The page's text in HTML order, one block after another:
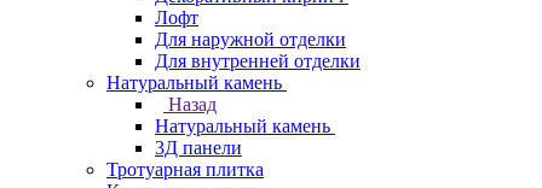
Лофт
Для наружной отделки
Для внутренней отделки
Натуральный камень
Назад
Натуральный камень
3Д панели
Тротуарная плитка